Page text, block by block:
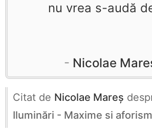
nu vrea s-audă
Nicolae
Citat de Nicolae Mareș
Iluminări - Maxime si